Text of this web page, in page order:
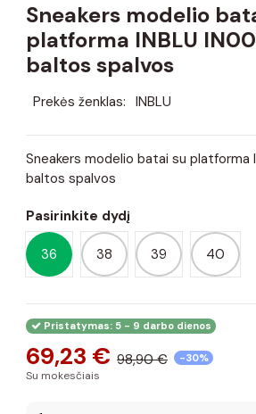
Sneakers modelio
platforma INBLU
baltos spalvos
Prekės ženklas: INBLU
Sneakers modelio batai su platforma
baltos spalvos
Pasirinkite dydį
36 38 39 40
Pristatymas: 5 - 9 darbo dienos
69,23 € 98,90 € -30%
Su mokesčiais